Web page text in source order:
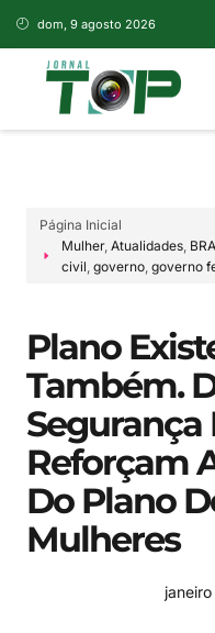
dom, 9 agosto 2026
Página Inicial
Mulher, Atualidades,
civil, governo, governo
Plano
Também.
Segurança
Reforçam
Do Plano
Mulheres